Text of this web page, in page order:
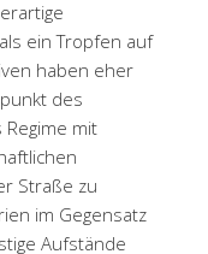
ein Tropfen auf
haben eher
des
mit
Straße zu
im Gegensatz
Aufstände